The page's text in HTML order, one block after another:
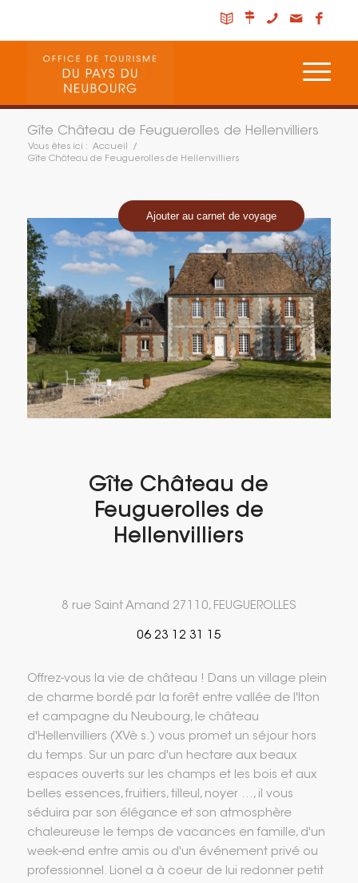
Gîte Château de Feuguerolles de Hellenvilliers
Vous êtes ici : Accueil
/
Gîte Château de Feuguerolles de Hellenvilliers
Ajouter au carnet de voyage
Gîte Château de
Feuguerolles de
Hellenvilliers
8 rue Saint Amand 27110, FEUGUEROLLES
06 23 12 31 15
Offrez-vous la vie de château ! Dans un village plein
de charme bordé par la forêt entre vallée de l'Iton
et campagne du Neubourg, le château
d'Hellenvilliers (XVè s.) vous promet un séjour hors
du temps. Sur un parc d'un hectare aux beaux
espaces ouverts sur les champs et les bois et aux
belles essences, fruitiers, tilleul, noyer ..., il vous
séduira par son élégance et son atmosphère
chaleureuse le temps de vacances en famille, d'un
week-end entre amis ou d'un événement privé ou
professionnel. Lionel a à coeur de lui redonner petit